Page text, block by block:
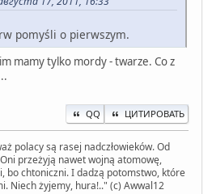
pomyśli o pierwszym.
im mamy tylko mordy - twarze. Co z
QQ ЦИТИРОВАТЬ
polacy są rasej nadczłowieków. Od
przeżyją nawet wojną atomowę,
bo chtoniczni. I dadzą potomstwo, które
Niech żyjemy, hura!.." (c) Awwal12